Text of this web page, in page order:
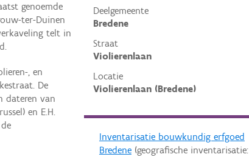
Deelgemeente
Bredene
Straat
Violierenlaan
Locatie
Violierenlaan (Bredene)
Inventarisatie bouwkundig erfgoed
Bredene(geografische inventarisatie:
genoemde
ter-Duinen
telt in
, en
De
date­ren van
en E.H.